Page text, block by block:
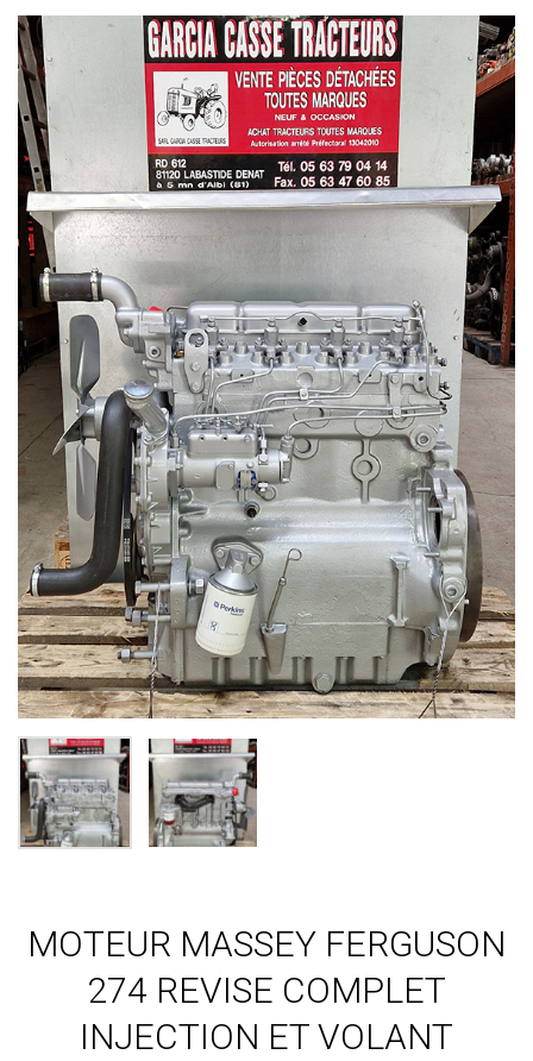
MOTEUR MASSEY FERGUSON
274 REVISE COMPLET
INJECTION ET VOLANT